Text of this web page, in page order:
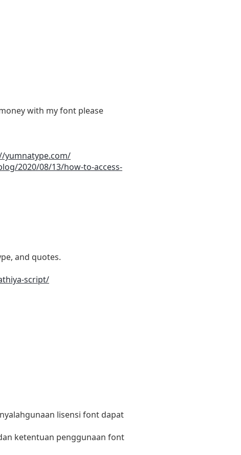
money with my font please
yumnatype.com/
2020/08/13/how-to-access-
and quotes.
script/
lisensi font dapat
ketentuan penggunaan font